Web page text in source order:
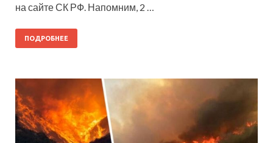
на сайте СК РФ. Напомним, 2 …
ПОДРОБНЕЕ